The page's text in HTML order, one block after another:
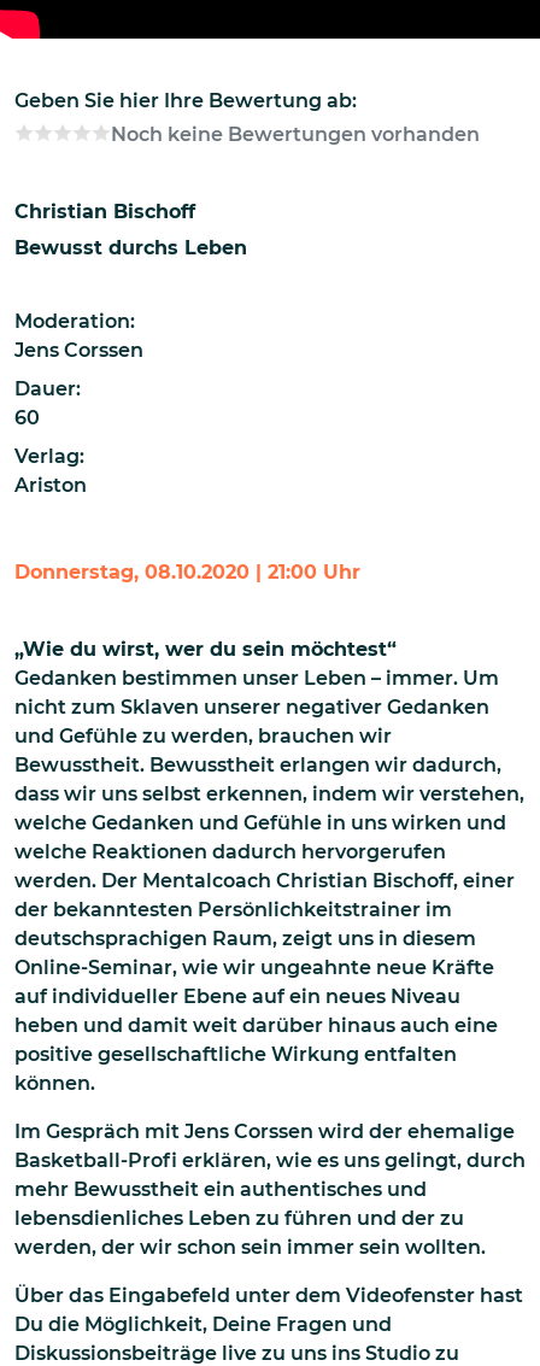
Geben Sie hier Ihre Bewertung ab:
Noch keine Bewertungen vorhanden
Christian Bischoff
Bewusst durchs Leben
Moderation:
Jens Corssen
Dauer:
60
Verlag:
Ariston
Donnerstag, 08.10.2020 | 21:00 Uhr
„Wie du wirst, wer du sein möchtest“
Gedanken bestimmen unser Leben – immer. Um
nicht zum Sklaven unserer negativer Gedanken
und Gefühle zu werden, brauchen wir
Bewusstheit. Bewusstheit erlangen wir dadurch,
dass wir uns selbst erkennen, indem wir verstehen,
welche Gedanken und Gefühle in uns wirken und
welche Reaktionen dadurch hervorgerufen
werden. Der Mentalcoach Christian Bischoff, einer
der bekanntesten Persönlichkeitstrainer im
deutschsprachigen Raum, zeigt uns in diesem
Online-Seminar, wie wir ungeahnte neue Kräfte
auf individueller Ebene auf ein neues Niveau
heben und damit weit darüber hinaus auch eine
positive gesellschaftliche Wirkung entfalten
können.
Im Gespräch mit Jens Corssen wird der ehemalige
Basketball-Profi erklären, wie es uns gelingt, durch
mehr Bewusstheit ein authentisches und
lebensdienliches Leben zu führen und der zu
werden, der wir schon sein immer sein wollten.
Über das Eingabefeld unter dem Videofenster hast
Du die Möglichkeit, Deine Fragen und
Diskussionsbeiträge live zu uns ins Studio zu